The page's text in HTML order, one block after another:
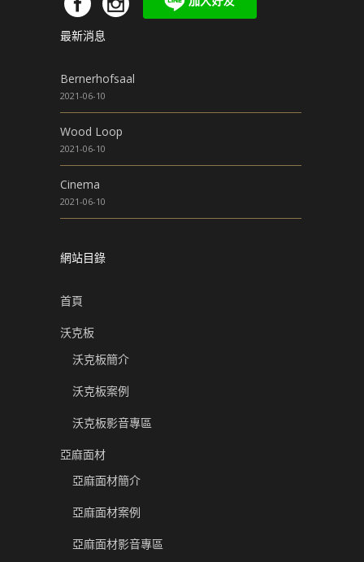
最新消息
Bernerhofsaal
2021-06-10
Wood Loop
2021-06-10
Cinema
2021-06-10
網站目錄
首頁
沃克板
沃克板簡介
沃克板案例
沃克板影音專區
亞麻面材
亞麻面材簡介
亞麻面材案例
亞麻面材影音專區